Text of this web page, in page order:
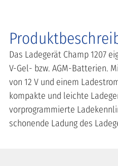
Das Ladegerät Champ 1207
V-Gel- bzw. AGM-Batterien.
von 12 V und einem
kompakte und leichte
vorprogrammierte
schonende Ladung des